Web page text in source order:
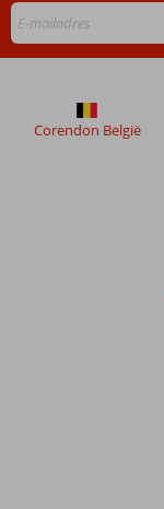
Corendon België